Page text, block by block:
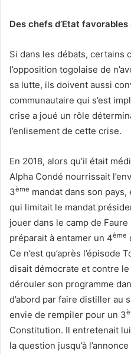
Des chefs d’Etat
Si dans les débats, certains
l’opposition togolaise de
sa lutte, ils doivent aussi
communautaire qui s’est
crise a joué un rôle
l’enlisement de cette crise.
En 2018, alors qu’il était
Alpha Condé nourrissait
3ème mandat dans son
qui limitait le mandat
jouer dans le camp de
préparait à entamer un 4ème
Ce n’est qu’après l’épisode
disait démocrate et contre le
dérouler son programme
d’abord par faire distiller au
envie de rempiler pour un 3
Constitution. Il entretenait
la question jusqu’à